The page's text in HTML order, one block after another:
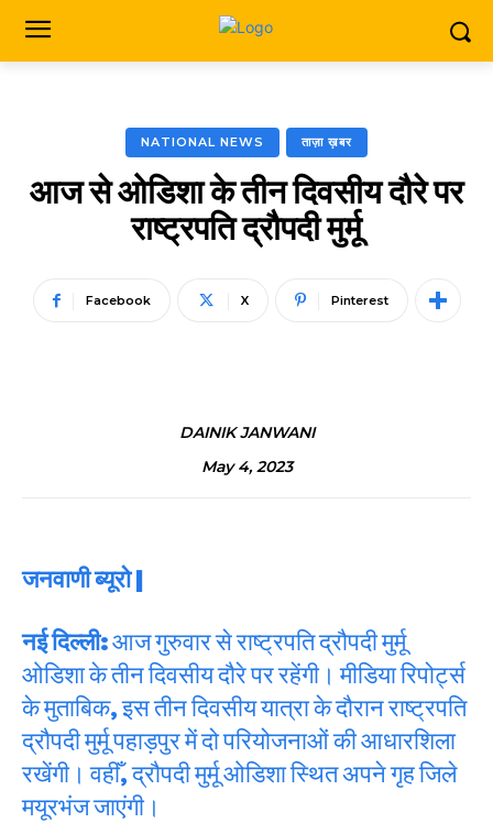
NATIONAL NEWS ताज़ा ख़बर
आज से ओडिशा के तीन दिवसीय दौरे पर
राष्ट्रपति द्रौपदी मुर्मू
Facebook X Pinterest
DAINIK JANWANI
May 4, 2023
जनवाणी ब्यूरो |
नई दिल्ली:आज गुरुवार से राष्ट्रपति द्रौपदी मुर्मू
ओडिशा के तीन दिवसीय दौरे पर रहेंगी। मीडिया रिपोर्ट्स
के मुताबिक, इस तीन दिवसीय यात्रा के दौरान राष्ट्रपति
द्रौपदी मुर्मू पहाड़पुर में दो परियोजनाओं की आधारशिला
रखेंगी। वहीँ, द्रौपदी मुर्मू ओडिशा स्थित अपने गृह जिले
मयूरभंज जाएंगी।